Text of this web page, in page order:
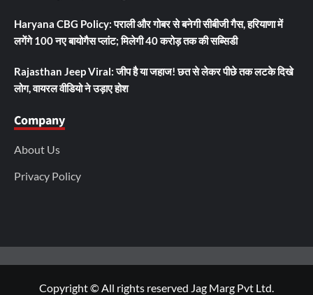
Haryana CBG Policy: पराली और गोबर से बनेगी सीबीजी गैस, हरियाणा में
लगेंगे 100 नए बायोगैस प्लांट; मिलेगी 40 करोड़ तक की सब्सिडी
Rajasthan Jeep Viral: जीप है या जहाज! छत से लेकर पीछे तक लटके दिखे
लोग, वायरल वीडियो ने उड़ाए होश
Company
About Us
Privacy Policy
Copyright © All rights reserved Jag Marg Pvt Ltd.